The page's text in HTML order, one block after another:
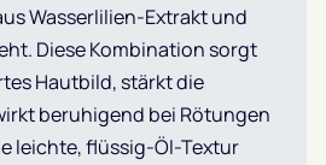
Wasserlilien-Extrakt und
Diese Kombination sorgt
Hautbild, stärkt die
beruhigend bei Rötungen
leichte, flüssig-Öl-Textur